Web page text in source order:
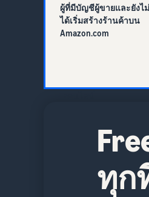
ผู้ที่มีบัญชีผู้ขายและยังไม่
ได้เริ่มสร้างร้านค้าบน
Amazon.com
ทุก